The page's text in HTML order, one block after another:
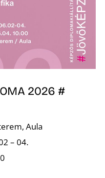
2026 #
Aula
– 04.